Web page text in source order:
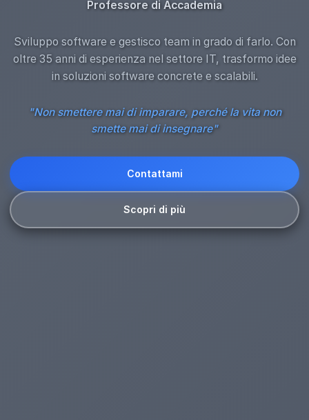
Professore di Accademia
Sviluppo software e gestisco team in grado di farlo. Con
oltre 35 anni di esperienza nel settore IT, trasformo idee
in soluzioni software concrete e scalabili.
"Non smettere mai di imparare, perché la vita non
smette mai di insegnare"
Contattami
Scopri di più